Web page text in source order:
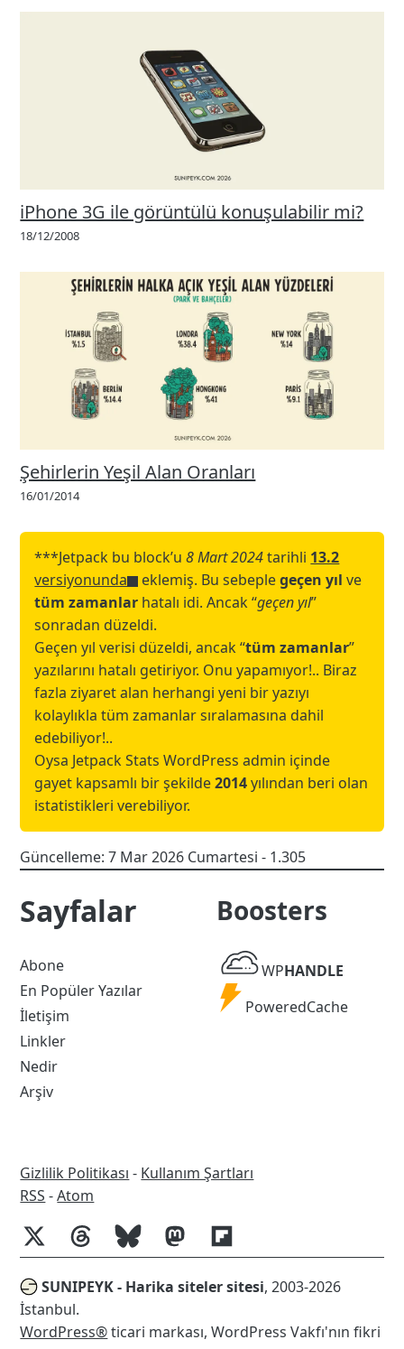
iPhone 3G ile görüntülü konuşulabilir mi?
18/12/2008
Şehirlerin Yeşil Alan Oranları
16/01/2014
***Jetpack bu block’u8 Mart 2024tarihli 13.2
versiyonunda
eklemiş. Bu sebeplegeçen yıl ve
tüm zamanlar hatalı idi. Ancak “geçen yıl”
sonradan düzeldi.
Geçen yıl verisi düzeldi, ancak “tüm zamanlar”
yazılarını hatalı getiriyor. Onu yapamıyor!.. Biraz
fazla ziyaret alan herhangi yeni bir yazıyı
kolaylıkla tüm zamanlar sıralamasına dahil
edebiliyor!..
Oysa Jetpack Stats WordPress admin içinde
gayet kapsamlı bir şekilde2014yılından beri olan
istatistikleri verebiliyor.
18
24
Güncelleme:7 Mar 2026 Cumartesi- 1.305
Sayfalar
Abone
En Popüler Yazılar
İletişim
Linkler
Nedir
Arşiv
Boosters
WP
Handle
WPHANDLE
Powered
PoweredCache
Gizlilik Politikası - Kullanım Şartları
RSS
RSS -Atom
SUNIPEYK - Harika siteler sitesi, 2003-2026
İstanbul.
WordPress®ticari markası, WordPress Vakfı'nın fikri